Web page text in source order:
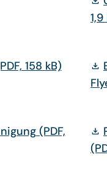
158 kB)
(PDF,